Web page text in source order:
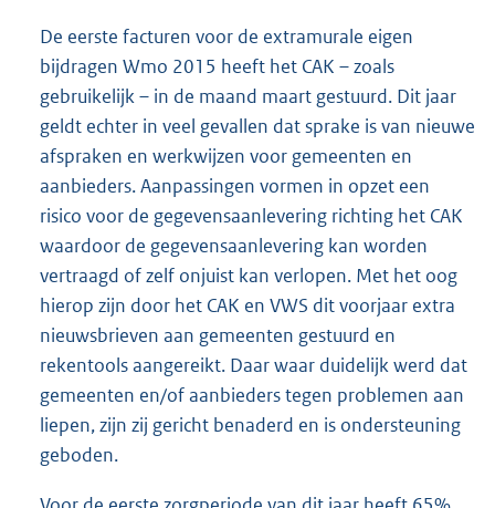
De eerste facturen voor de extramurale eigen
bijdragen Wmo 2015 heeft het CAK – zoals
gebruikelijk – in de maand maart gestuurd. Dit jaar
geldt echter in veel gevallen dat sprake is van nieuwe
afspraken en werkwijzen voor gemeenten en
aanbieders. Aanpassingen vormen in opzet een
risico voor de gegevensaanlevering richting het CAK
waardoor de gegevensaanlevering kan worden
vertraagd of zelf onjuist kan verlopen. Met het oog
hierop zijn door het CAK en VWS dit voorjaar extra
nieuwsbrieven aan gemeenten gestuurd en
rekentools aangereikt. Daar waar duidelijk werd dat
gemeenten en/of aanbieders tegen problemen aan
liepen, zijn zij gericht benaderd en is ondersteuning
geboden.